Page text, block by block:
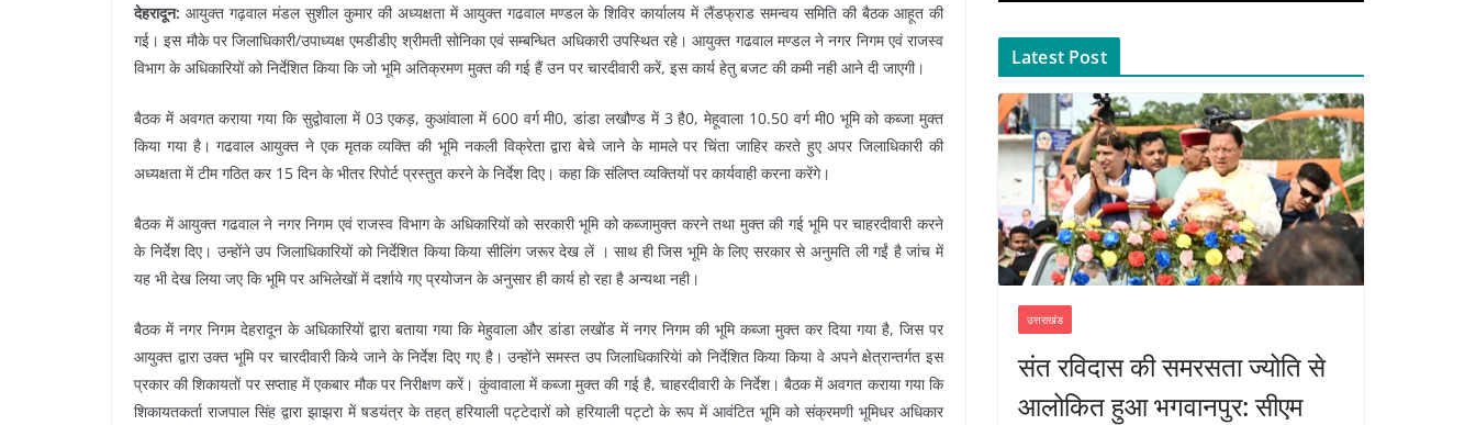
देहरादून: आयुक्त गढ़वाल मंडल सुशील कुमार की अध्यक्षता में आयुक्त गढवाल मण्डल के शिविर कार्यालय में लैंडफ्राड समन्वय समिति की बैठक आहूत की
गई। इस मौके पर जिलाधिकारी/उपाध्यक्ष एमडीडीए श्रीमती सोनिका एवं सम्बन्धित अधिकारी उपस्थित रहे। आयुक्त गढवाल मण्डल ने नगर निगम एवं राजस्व
विभाग के अधिकारियों को निर्देशित किया कि जो भूमि अतिक्रमण मुक्त की गई हैं उन पर चारदीवारी करें, इस कार्य हेतु बजट की कमी नही आने दी जाएगी।
बैठक में अवगत कराया गया कि सुद्वोवाला में 03 एकड़, कुआंवाला में 600 वर्ग मी0, डांडा लखौण्ड में 3 है0, मेहूवाला 10.50 वर्ग मी0 भूमि को कब्जा मुक्त
किया गया है। गढवाल आयुक्त ने एक मृतक व्यक्ति की भूमि नकली विक्रेता द्वारा बेचे जाने के मामले पर चिंता जाहिर करते हुए अपर जिलाधिकारी की
अध्यक्षता में टीम गठित कर 15 दिन के भीतर रिपोर्ट प्रस्तुत करने के निर्देश दिए। कहा कि संलिप्त व्यक्तियों पर कार्यवाही करना करेंगे।
बैठक में आयुक्त गढवाल ने नगर निगम एवं राजस्व विभाग के अधिकारियों को सरकारी भूमि को कब्जामुक्त करने तथा मुक्त की गई भूमि पर चाहरदीवारी करने
के निर्देश दिए। उन्होंने उप जिलाधिकारियों को निर्देशित किया किया सीलिंग जरूर देख लें । साथ ही जिस भूमि के लिए सरकार से अनुमति ली गईं है जांच में
यह भी देख लिया जए कि भूमि पर अभिलेखों में दर्शाये गए प्रयोजन के अनुसार ही कार्य हो रहा है अन्यथा नही।
बैठक में नगर निगम देहरादून के अधिकारियों द्वारा बताया गया कि मेहुवाला और डांडा लखोंड में नगर निगम की भूमि कब्जा मुक्त कर दिया गया है, जिस पर
आयुक्त द्वारा उक्त भूमि पर चारदीवारी किये जाने के निर्देश दिए गए है। उन्होंने समस्त उप जिलाधिकारियेां को निर्देशित किया किया वे अपने क्षेत्रान्तर्गत इस
प्रकार की शिकायतों पर सप्ताह में एकबार मौक पर निरीक्षण करें। कुंवावाला में कब्जा मुक्त की गई है, चाहरदीवारी के निर्देश। बैठक में अवगत कराया गया कि
शिकायतकर्ता राजपाल सिंह द्वारा झाझरा में षडयंत्र के तहत् हरियाली पट्टेदारों को हरियाली पट्टो के रूप में आवंटित भूमि को संक्रमणी भूमिधर अधिकार
Latest Post
उत्तराखंड
संत रविदास की समरसता ज्योति से
आलोकित हुआ भगवानपुर: सीएम